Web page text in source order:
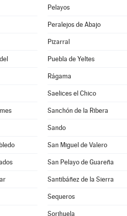
Pelayos
Peralejos de Abajo
Pizarral
Puebla de Yeltes
Rágama
Saelices el Chico
Sanchón de la Ribera
Sando
San Miguel de Valero
San Pelayo de Guareña
Santibáñez de la Sierra
Sequeros
Sorihuela